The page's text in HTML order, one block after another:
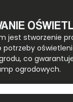
jest stworzenie
potrzeby
co
ogrodowych.